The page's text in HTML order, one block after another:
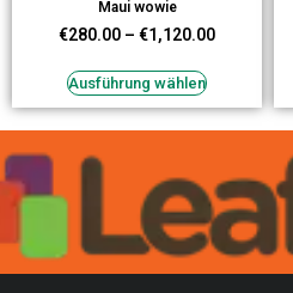
Maui wowie
€280.00 – €1,120.00
Ausführung wählen